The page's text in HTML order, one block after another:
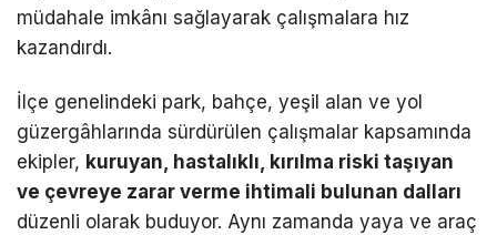
müdahale imkânı sağlayarak çalışmalara hız
kazandırdı.
İlçe genelindeki park, bahçe, yeşil alan ve yol
güzergâhlarında sürdürülen çalışmalar kapsamında
ekipler, kuruyan, hastalıklı, kırılma riski taşıyan
ve çevreye zarar verme ihtimali bulunan dalları
düzenli olarak buduyor. Aynı zamanda yaya ve araç